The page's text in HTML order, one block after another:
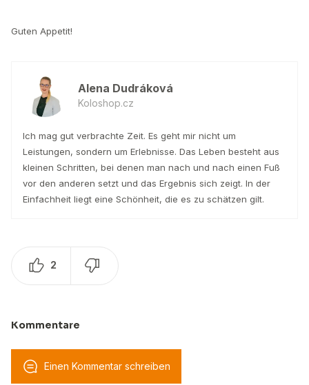
Guten Appetit!
Alena Dudráková
Koloshop.cz
Ich mag gut verbrachte Zeit. Es geht mir nicht um
Leistungen, sondern um Erlebnisse. Das Leben besteht aus
kleinen Schritten, bei denen man nach und nach einen Fuß
vor den anderen setzt und das Ergebnis sich zeigt. In der
Einfachheit liegt eine Schönheit, die es zu schätzen gilt.
2
Kommentare
Einen Kommentar schreiben